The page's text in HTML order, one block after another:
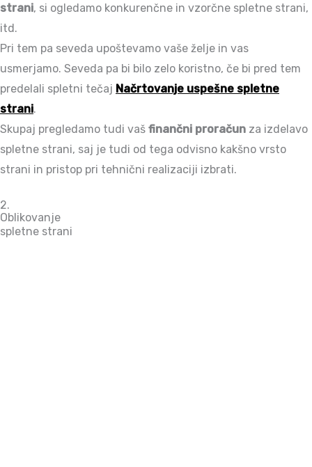
strani, si ogledamo konkurenčne in vzorčne spletne strani,
itd.
Pri tem pa seveda upoštevamo vaše želje in vas
usmerjamo. Seveda pa bi bilo zelo koristno, če bi pred tem
predelali spletni tečaj Načrtovanje uspešne spletne
strani.
Skupaj pregledamo tudi vaš finančni proračun za izdelavo
spletne strani, saj je tudi od tega odvisno kakšno vrsto
strani in pristop pri tehnični realizaciji izbrati.
2.
Oblikovanje
spletne strani